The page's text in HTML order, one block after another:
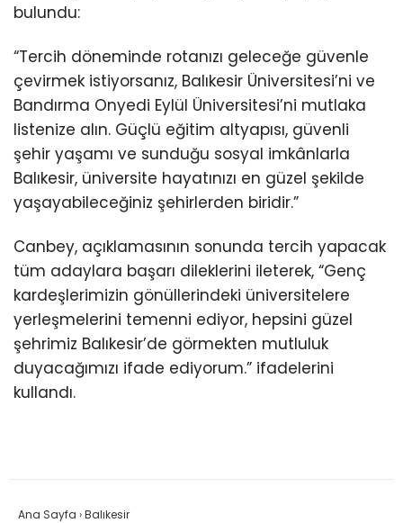
bulundu:
“Tercih döneminde rotanızı geleceğe güvenle
çevirmek istiyorsanız, Balıkesir Üniversitesi’ni ve
Bandırma Onyedi Eylül Üniversitesi’ni mutlaka
listenize alın. Güçlü eğitim altyapısı, güvenli
şehir yaşamı ve sunduğu sosyal imkânlarla
Balıkesir, üniversite hayatınızı en güzel şekilde
yaşayabileceğiniz şehirlerden biridir.”
Canbey, açıklamasının sonunda tercih yapacak
tüm adaylara başarı dileklerini ileterek, “Genç
kardeşlerimizin gönüllerindeki üniversitelere
yerleşmelerini temenni ediyor, hepsini güzel
şehrimiz Balıkesir’de görmekten mutluluk
duyacağımızı ifade ediyorum.” ifadelerini
kullandı.
Ana Sayfa ›Balıkesir